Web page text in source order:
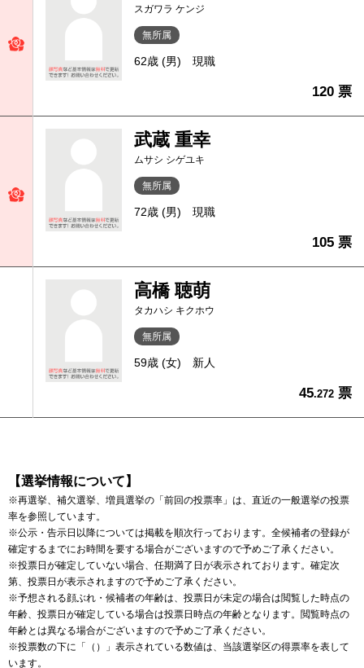
スガワラ ケンジ
無所属
62歳 (男) 現職
120 票
武蔵 重幸
ムサシ シゲユキ
無所属
72歳 (男) 現職
105 票
高橋 聴萌
タカハシ キクホウ
無所属
59歳 (女) 新人
45.272 票
【選挙情報について】
※再選挙、補欠選挙、増員選挙の「前回の投票率」は、直近の一般選挙の投票
率を参照しています。
※公示・告示日以降については掲載を順次行っております。全候補者の登録が
確定するまでにお時間を要する場合がございますので予めご了承ください。
※投票日が確定していない場合、任期満了日が表示されております。確定次
第、投票日が表示されますので予めご了承ください。
※予想される顔ぶれ・候補者の年齢は、投票日が未定の場合は閲覧した時点の
年齢、投票日が確定している場合は投票日時点の年齢となります。閲覧時点の
年齢とは異なる場合がございますので予めご了承ください。
※投票数の下に「（）」表示されている数値は、当該選挙区の得票率を表して
います。